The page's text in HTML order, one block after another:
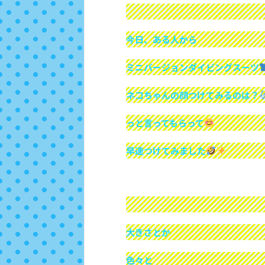
今日、ある人から
ミニバージョンダイビングスーツ
ネコちゃんの顔つけてみるのは？
っと言ってもらって
早速つけてみました
大きさとか
色々と